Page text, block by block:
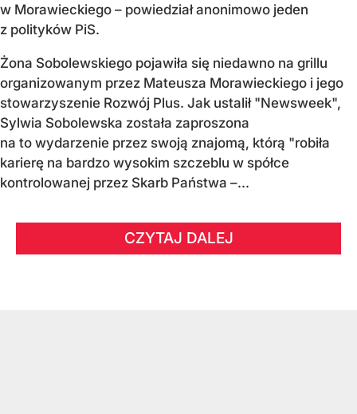
w Morawieckiego – powiedział anonimowo jeden
z polityków PiS.
Żona Sobolewskiego pojawiła się niedawno na grillu
organizowanym przez Mateusza Morawieckiego i jego
stowarzyszenie Rozwój Plus. Jak ustalił "Newsweek",
Sylwia Sobolewska została zaproszona
na to wydarzenie przez swoją znajomą, którą "robiła
karierę na bardzo wysokim szczeblu w spółce
kontrolowanej przez Skarb Państwa –...
CZYTAJ DALEJ